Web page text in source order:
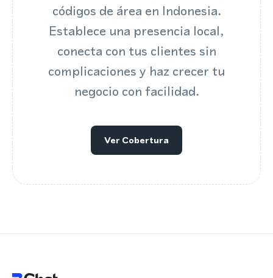
códigos de área en Indonesia.
Establece una presencia local,
conecta con tus clientes sin
complicaciones y haz crecer tu
negocio con facilidad.
Ver Cobertura